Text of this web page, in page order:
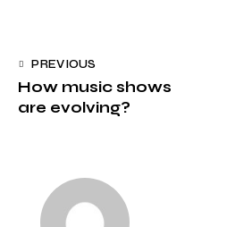
PREVIOUS
How music shows
are evolving?